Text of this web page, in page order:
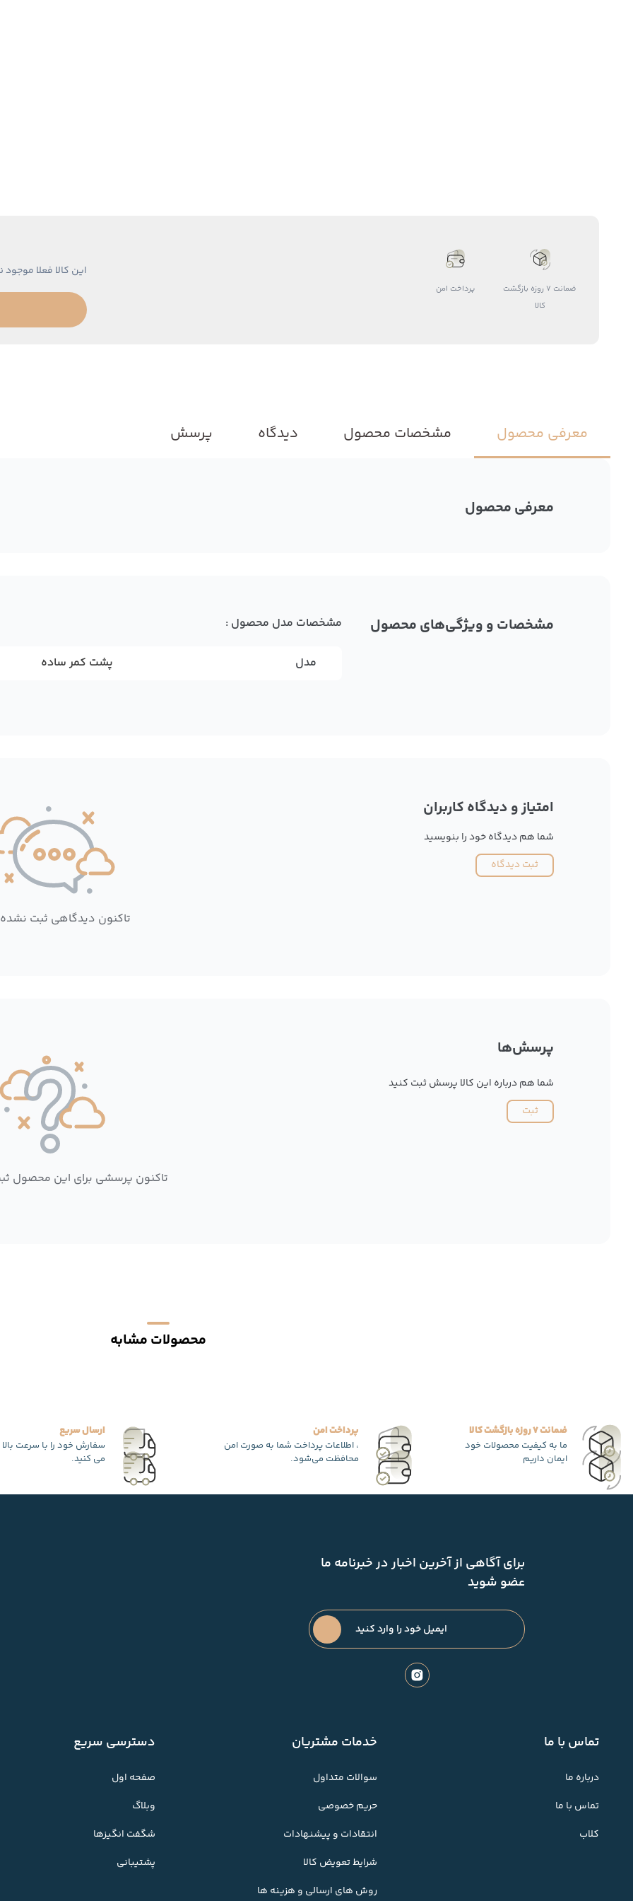
ضمانت 7 روزه بازگشت
کالا
پرداخت امن
این کالا فعلا
معرفی محصول مشخصات محصول دیدگاه پرسش
معرفی محصول
مشخصات و ویژگی‌های محصول مشخصات مدل محصول :
مدل پشت کمر ساده
امتیاز و دیدگاه کاربران
شما هم دیدگاه خود را بنویسید
ثبت دیدگاه
تاکنون دیدگاهی ثبت
پرسش‌ها
شما هم درباره این کالا پرسش ثبت کنید
ثبت
تاکنون پرسشی برای این محصول
محصولات مشابه
ضمانت 7 روزه بازگشت کالا
ما به کیفیت محصولات خود
ایمان داریم
پرداخت امن
، اطلاعات پرداخت شما به صورت امن
محافظت می‌شود.
ارسال سریع
سفارش خود را با سرعت
می کنید.
برای آگاهی از آخرین اخبار در خبرنامه ما
عضو شوید
تماس با ما
درباره ما
تماس با ما
کلاب
خدمات مشتریان
سوالات متداول
حریم خصوصی
انتقادات و پیشنهادات
شرایط تعویض کالا
روش های ارسالی و هزینه ها
دسترسی سریع
صفحه اول
وبلاگ
شگفت انگیزها
پشتیبانی